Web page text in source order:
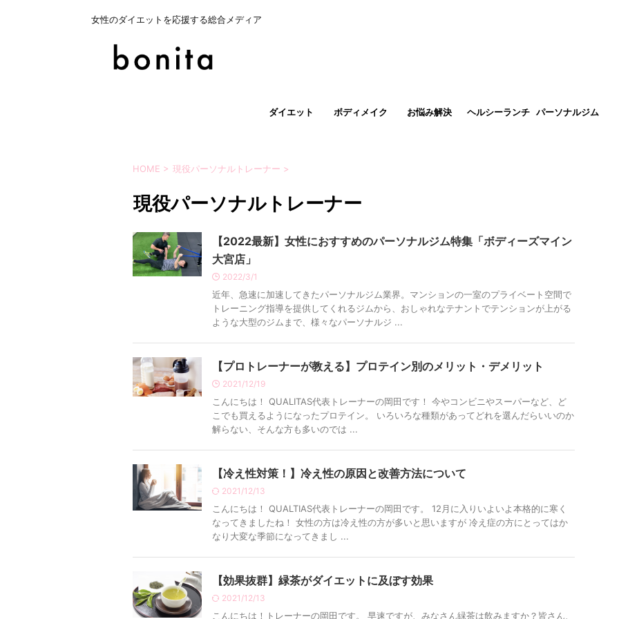
女性のダイエットを応援する総合メディア
ダイエット ボディメイク お悩み解決 ヘルシーランチ パーソナルジム
HOME > 現役パーソナルトレーナー >
現役パーソナルトレーナー
【2022最新】女性におすすめのパーソナルジム特集「ボディーズマイン
大宮店」
2022/3/1
近年、急速に加速してきたパーソナルジム業界。マンションの一室のプライベート空間で
トレーニング指導を提供してくれるジムから、おしゃれなテナントでテンションが上がる
ような大型のジムまで、様々なパーソナルジ ...
【プロトレーナーが教える】プロテイン別のメリット・デメリット
2021/12/19
こんにちは！ QUALITAS代表トレーナーの岡田です！ 今やコンビニやスーパーなど、ど
こでも買えるようになったプロテイン。 いろいろな種類があってどれを選んだらいいのか
解らない、そんな方も多いのでは ...
【冷え性対策！】冷え性の原因と改善方法について
2021/12/13
こんにちは！ QUALTIAS代表トレーナーの岡田です。 12月に入りいよいよ本格的に寒く
なってきましたね！ 女性の方は冷え性の方が多いと思いますが 冷え症の方にとってはか
なり大変な季節になってきまし ...
【効果抜群】緑茶がダイエットに及ぼす効果
2021/12/13
こんにちは！トレーナーの岡田です。 早速ですが、みなさん緑茶は飲みますか？皆さん、